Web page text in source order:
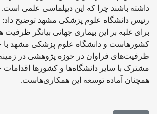
داشته باشند چرا که این دیپلماسی علمی است.
رئیس دانشگاه علوم پزشکی مشهد توضیح
برای غلبه بر این بیماری جهانی بیانگر
کشورهاست و دانشگاه علوم پزشکی مشهد با
ظرفیت‌های فراوان در حوزه پژوهشی در
مشترک با سایر دانشگاه‌ها و کشورها اقدامات
همچنان آماده توسعه این همکاری‌هاست.